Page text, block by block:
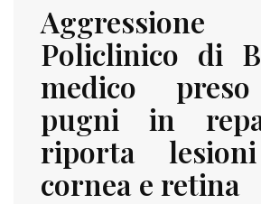
Aggressione
Policlinico di
medico
pugni in
riporta
cornea e retina